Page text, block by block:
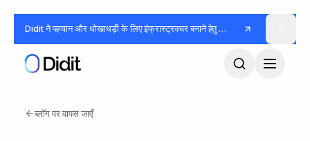
मुख्य कंटेंट पर जाएं Didit ने पहचान और धोखाधड़ी के लिए इंफ्रास्ट्रक्चर बनाने हेतु
ब्लॉग पर वापस जाएँ